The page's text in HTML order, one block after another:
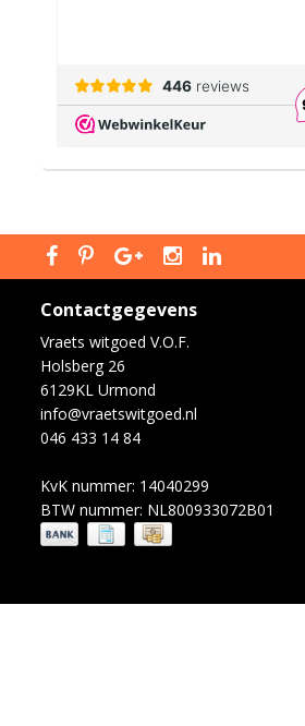
Contactgegevens
Vraets witgoed V.O.F.
Holsberg 26
6129KL Urmond
info@vraetswitgoed.nl
046 433 14 84
KvK nummer: 14040299
BTW nummer: NL800933072B01